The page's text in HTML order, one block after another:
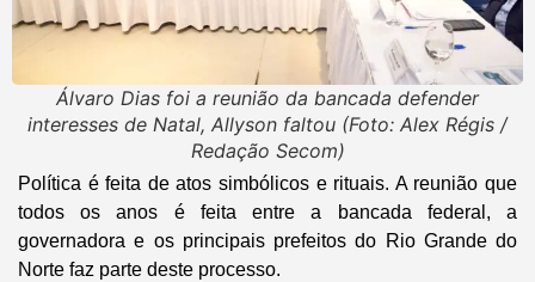
Álvaro Dias foi a reunião da bancada defender
interesses de Natal, Allyson faltou (Foto: Alex Régis /
Redação Secom)
Política é feita de atos simbólicos e rituais. A reunião que
todos os anos é feita entre a bancada federal, a
governadora e os principais prefeitos do Rio Grande do
Norte faz parte deste processo.